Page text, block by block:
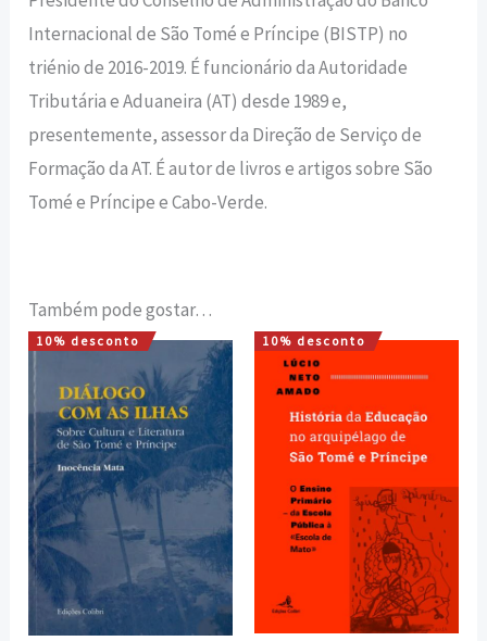
Internacional de São Tomé e Príncipe (BISTP) no
triénio de 2016-2019. É funcionário da Autoridade
Tributária e Aduaneira (AT) desde 1989 e,
presentemente, assessor da Direção de Serviço de
Formação da AT. É autor de livros e artigos sobre São
Tomé e Príncipe e Cabo-Verde.
Também pode gostar…
10% desconto
O
original
era:
11,20 €.
O
preço
atual
é:
10,08 €.
10% desconto
O
preço
original
era:
18,00 €.
O
preço
é:
16,20 €.